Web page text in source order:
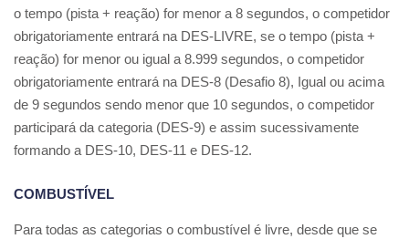
o tempo (pista + reação) for menor a 8 segundos, o competidor
obrigatoriamente entrará na DES-LIVRE, se o tempo (pista +
reação) for menor ou igual a 8.999 segundos, o competidor
obrigatoriamente entrará na DES-8 (Desafio 8), Igual ou acima
de 9 segundos sendo menor que 10 segundos, o competidor
participará da categoria (DES-9) e assim sucessivamente
formando a DES-10, DES-11 e DES-12.
COMBUSTÍVEL
Para todas as categorias o combustível é livre, desde que se